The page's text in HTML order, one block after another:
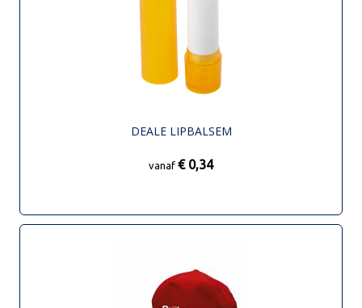
DEALE LIPBALSEM
vanaf € 0,34